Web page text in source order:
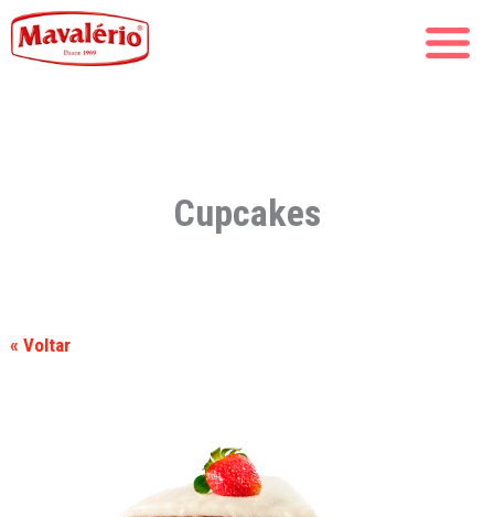
Cupcakes
« Voltar